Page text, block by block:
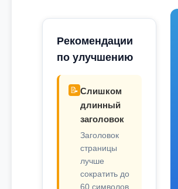
Рекомендации
по улучшению
📝 Слишком
длинный
заголовок
Заголовок
страницы
лучше
сократить до
60 символов.